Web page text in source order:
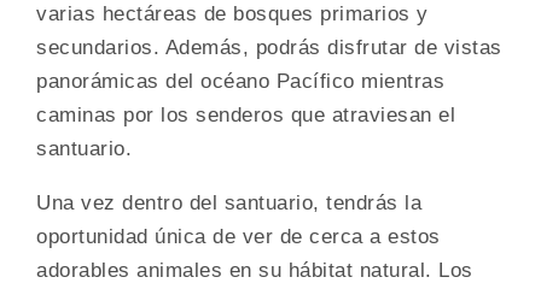
varias hectáreas de bosques primarios y
secundarios. Además, podrás disfrutar de vistas
panorámicas del océano Pacífico mientras
caminas por los senderos que atraviesan el
santuario.
Una vez dentro del santuario, tendrás la
oportunidad única de ver de cerca a estos
adorables animales en su hábitat natural. Los